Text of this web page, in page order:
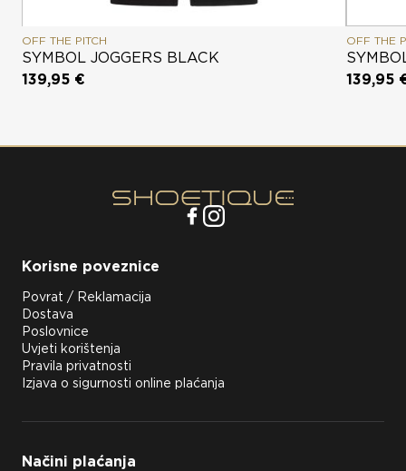
OFF THE PITCH
SYMBOL JOGGERS BLACK
139,95 €
OFF THE
139,95
Korisne poveznice
Povrat / Reklamacija
Dostava
Poslovnice
Uvjeti korištenja
Pravila privatnosti
Izjava o sigurnosti online plaćanja
Načini plaćanja